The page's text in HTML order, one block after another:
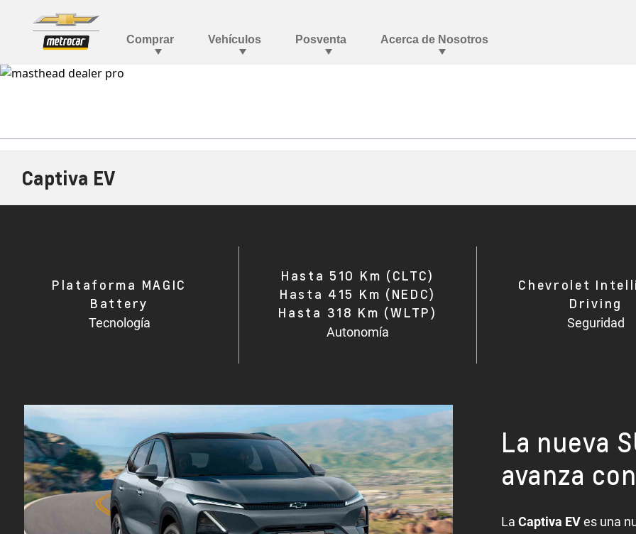
Captiva EV
Plataforma MAGIC
Battery
Tecnología
Hasta 510 Km (CLTC)
Hasta 415 Km (NEDC)
Hasta 318 Km (WLTP)
Autonomía
Chevrolet
Driving
Seguridad
La nueva
avanza
La Captiva EVes una